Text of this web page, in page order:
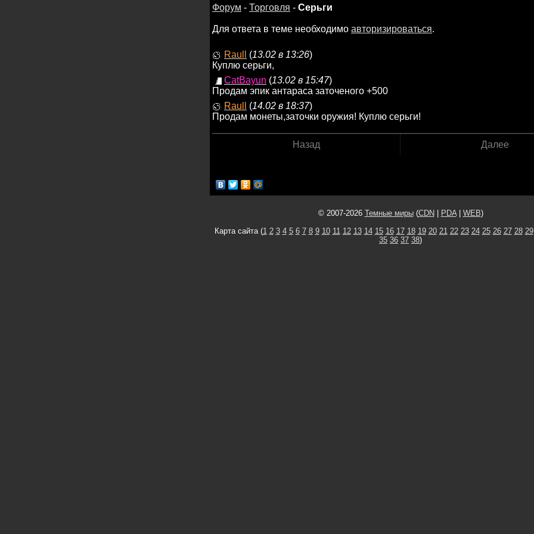
Форум - Торговля - Серьги
Для ответа в теме необходимо авторизироваться.
Raull (13.02 в 13:26)
Куплю серьги,
CatBayun (13.02 в 15:47)
Продам эпик антараса заточеного +500
Raull
(14.02 в 18:37)
Продам монеты,заточки оружия! Куплю серьги!
Назад Далее
© 2007-2026 Темные миры(CDN PDA| WEB)
Карта сайта (1 2 3 4 5 6 7 8 9 10 11 12 13 14 15 16 17 18 19 20 21 22 23 24 25 26 27 28 29
35 36 37 38)